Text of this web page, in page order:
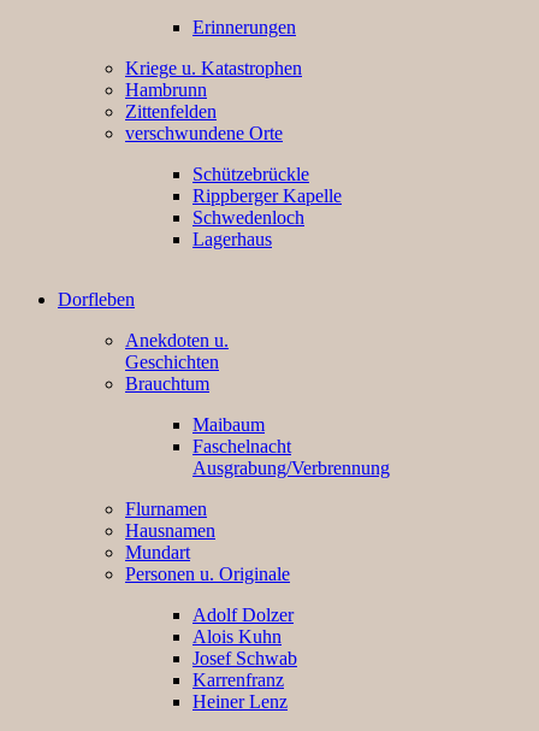
Erinnerungen
Kriege u. Katastrophen
Hambrunn
Zittenfelden
verschwundene Orte
Schützebrückle
Rippberger Kapelle
Schwedenloch
Lagerhaus
Dorfleben
Anekdoten u.
Geschichten
Brauchtum
Maibaum
Faschelnacht
Ausgrabung/Verbrennung
Flurnamen
Hausnamen
Mundart
Personen u. Originale
Adolf Dolzer
Alois Kuhn
Josef Schwab
Karrenfranz
Heiner Lenz